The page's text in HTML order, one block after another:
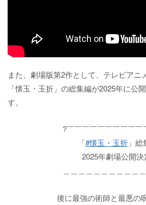
また、劇場版第2作として、テレビアニ
「懐玉・玉折」の総集編が2025年に公
す。
?￣￣￣￣￣￣￣￣￣￣
「#懐玉・玉折」総
2025年劇場公開決
＿＿＿＿＿＿＿＿＿＿
後に最強の術師と最悪の